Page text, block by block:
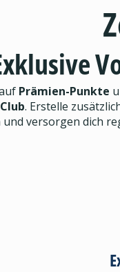
Prämien-Punkte
. Erstelle
versorgen dich